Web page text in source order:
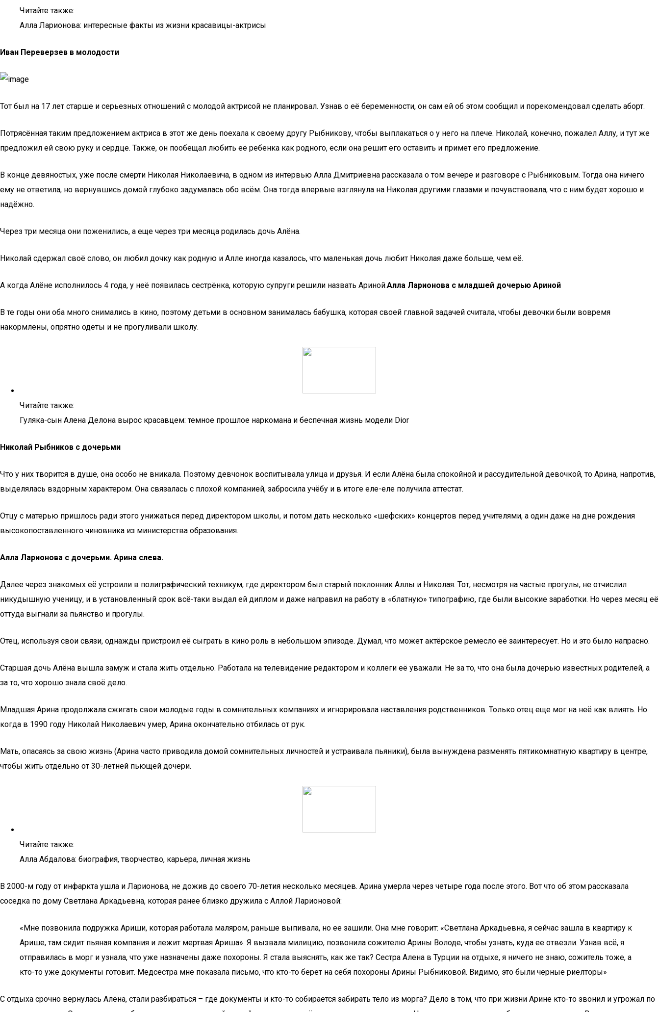
Читайте также:
Алла Ларионова: интересные факты из жизни красавицы-актрисы
Иван Переверзев в молодости
Тот был на 17 лет старше и серьезных отношений с молодой актрисой не планировал. Узнав о её беременности, он сам ей об этом сообщил и порекомендовал сделать аборт.
Потрясённая таким предложением актриса в этот же день поехала к своему другу Рыбникову, чтобы выплакаться о у него на плече. Николай, конечно, пожалел Аллу, и тут же
предложил ей свою руку и сердце. Также, он пообещал любить её ребенка как родного, если она решит его оставить и примет его предложение.
В конце девяностых, уже после смерти Николая Николаевича, в одном из интервью Алла Дмитриевна рассказала о том вечере и разговоре с Рыбниковым. Тогда она ничего
ему не ответила, но вернувшись домой глубоко задумалась обо всём. Она тогда впервые взглянула на Николая другими глазами и почувствовала, что с ним будет хорошо и
надёжно.
Через три месяца они поженились, а еще через три месяца родилась дочь Алёна.
Николай сдержал своё слово, он любил дочку как родную и Алле иногда казалось, что маленькая дочь любит Николая даже больше, чем её.
А когда Алёне исполнилось 4 года, у неё появилась сестрёнка, которую супруги решили назвать Ариной.Алла Ларионова с младшей дочерью Ариной
В те годы они оба много снимались в кино, поэтому детьми в основном занималась бабушка, которая своей главной задачей считала, чтобы девочки были вовремя
накормлены, опрятно одеты и не прогуливали школу.
Читайте также:
Гуляка-сын Алена Делона вырос красавцем: темное прошлое наркомана и беспечная жизнь модели Dior
Николай Рыбников с дочерьми
Что у них творится в душе, она особо не вникала. Поэтому девчонок воспитывала улица и друзья. И если Алёна была спокойной и рассудительной девочкой, то Арина, напротив,
выделялась вздорным характером. Она связалась с плохой компанией, забросила учёбу и в итоге еле-еле получила аттестат.
Отцу с матерью пришлось ради этого унижаться перед директором школы, и потом дать несколько «шефских» концертов перед учителями, а один даже на дне рождения
высокопоставленного чиновника из министерства образования.
Алла Ларионова с дочерьми. Арина слева.
Далее через знакомых её устроили в полиграфический техникум, где директором был старый поклонник Аллы и Николая. Тот, несмотря на частые прогулы, не отчислил
никудышную ученицу, и в установленный срок всё-таки выдал ей диплом и даже направил на работу в «блатную» типографию, где были высокие заработки. Но через месяц её
оттуда выгнали за пьянство и прогулы.
Отец, используя свои связи, однажды пристроил её сыграть в кино роль в небольшом эпизоде. Думал, что может актёрское ремесло её заинтересует. Но и это было напрасно.
Старшая дочь Алёна вышла замуж и стала жить отдельно. Работала на телевидение редактором и коллеги её уважали. Не за то, что она была дочерью известных родителей, а
за то, что хорошо знала своё дело.
Младшая Арина продолжала сжигать свои молодые годы в сомнительных компаниях и игнорировала наставления родственников. Только отец еще мог на неё как влиять. Но
когда в 1990 году Николай Николаевич умер, Арина окончательно отбилась от рук.
Мать, опасаясь за свою жизнь (Арина часто приводила домой сомнительных личностей и устраивала пьяники), была вынуждена разменять пятикомнатную квартиру в центре,
чтобы жить отдельно от 30-летней пьющей дочери.
Читайте также:
Алла Абдалова: биография, творчество, карьера, личная жизнь
В 2000-м году от инфаркта ушла и Ларионова, не дожив до своего 70-летия несколько месяцев. Арина умерла через четыре года после этого. Вот что об этом рассказала
соседка по дому Светлана Аркадьевна, которая ранее близко дружила с Аллой Ларионовой:
«Мне позвонила подружка Ариши, которая работала маляром, раньше выпивала, но ее зашили. Она мне говорит: «Светлана Аркадьевна, я сейчас зашла в квартиру к
Арише, там сидит пьяная компания и лежит мертвая Ариша». Я вызвала милицию, позвонила сожителю Арины Володе, чтобы узнать, куда ее отвезли. Узнав всё, я
отправилась в морг и узнала, что уже назначены даже похороны. Я стала выяснять, как же так? Сестра Алена в Турции на отдыхе, я ничего не знаю, сожитель тоже, а
кто-то уже документы готовит. Медсестра мне показала письмо, что кто-то берет на себя похороны Арины Рыбниковой. Видимо, это были черные риелторы»
С отдыха срочно вернулась Алёна, стали разбираться – где документы и кто-то собирается забирать тело из морга? Дело в том, что при жизни Арине кто-то звонил и угрожал по